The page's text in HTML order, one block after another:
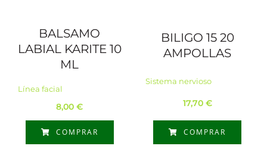
BALSAMO
LABIAL KARITE 10
ML
Línea facial
8,00€
COMPRAR
BILIGO 15 20
AMPOLLAS
Sistema nervioso
17,70 €
COMPRAR